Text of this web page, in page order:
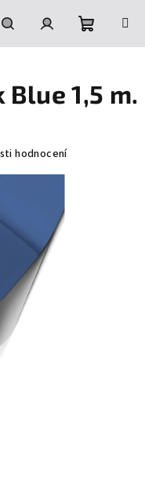
HledatPřihlášeníNákupní
košík
1,5 m.
hodnocení